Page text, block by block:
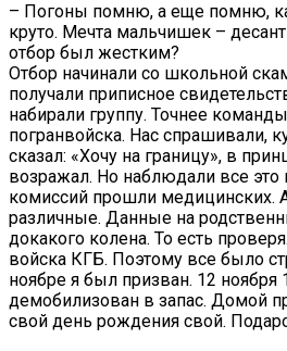
– Погоны помню, а еще помню,
круто. Мечта мальчишек –
отбор был жестким?
Отбор начинали со школьной
получали приписное
набирали группу. Точнее
погранвойска. Нас спрашивали,
сказал: «Хочу на границу», в
возражал. Но наблюдали все
комиссий прошли медицинских.
различные. Данные на
докакого колена. То есть
войска КГБ. Поэтому все было
ноябре я был призван. 12 ноября
демобилизован в запас. Домой
свой день рождения свой.